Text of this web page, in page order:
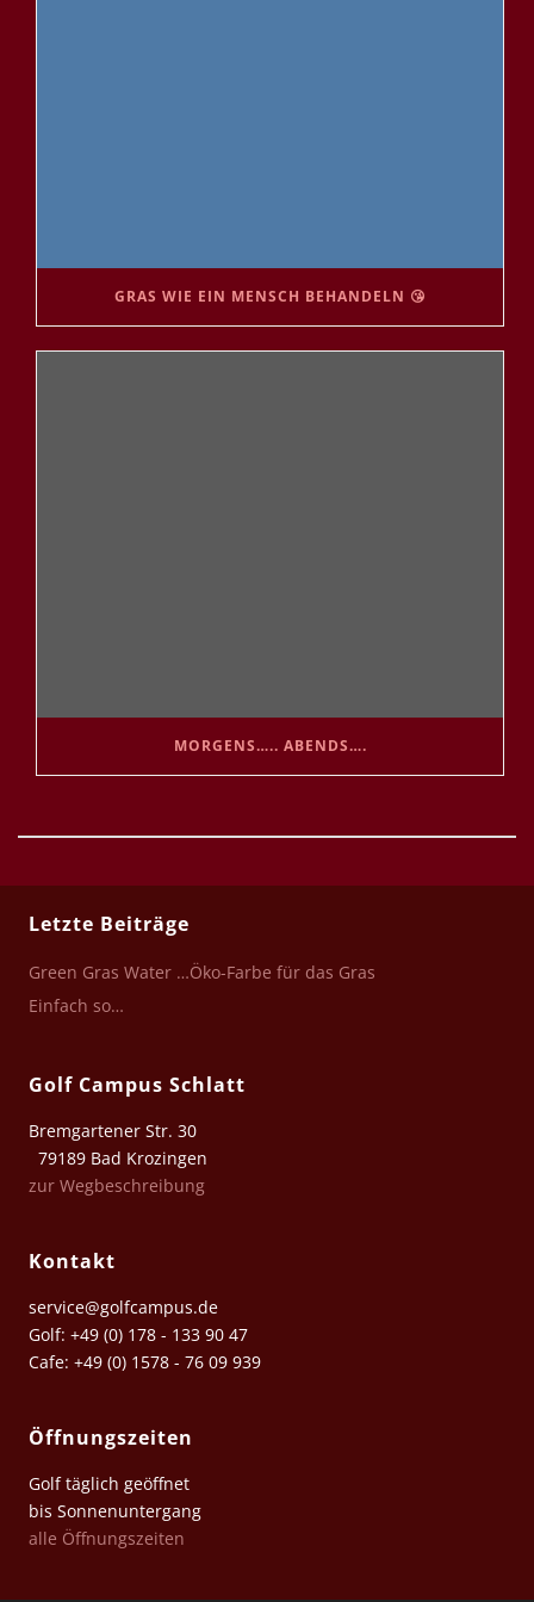
GRAS WIE EIN MENSCH BEHANDELN 😘
MORGENS….. ABENDS….
Letzte Beiträge
Green Gras Water …Öko-Farbe für das Gras
Einfach so…
Golf Campus Schlatt
Bremgartener Str. 30
79189 Bad Krozingen
zur Wegbeschreibung
Kontakt
service@golfcampus.de
Golf: +49 (0) 178 - 133 90 47
Cafe: +49 (0) 1578 - 76 09 939
Öffnungszeiten
Golf täglich geöffnet
bis Sonnenuntergang
alle Öffnungszeiten